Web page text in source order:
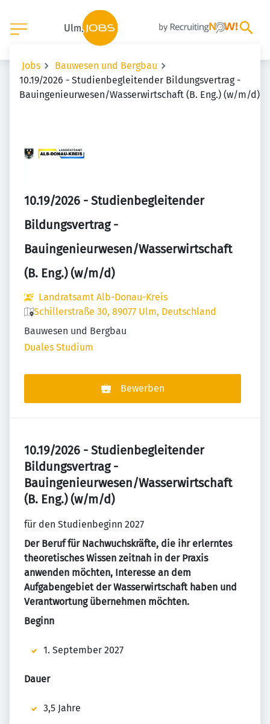
Jobs
Bauwesen und Bergbau
10.19/2026 - Studienbegleitender Bildungsvertrag -
Bauingenieurwesen/Wasserwirtschaft (B. Eng.) (w/m/d)
10.19/2026 - Studienbegleitender
Bildungsvertrag -
Bauingenieurwesen/Wasserwirtschaft
(B. Eng.) (w/m/d)
Landratsamt Alb-Donau-Kreis
Schillerstraße 30, 89077 Ulm, Deutschland
Bauwesen und Bergbau
Duales Studium
Bewerben
10.19/2026 - Studienbegleitender
Bildungsvertrag -
Bauingenieurwesen/Wasserwirtschaft
(B. Eng.) (w/m/d)
für den Studienbeginn 2027
Der Beruf für Nachwuchskräfte, die ihr erlerntes
theoretisches Wissen zeitnah in der Praxis
anwenden möchten, Interesse an dem
Aufgabengebiet der Wasserwirtschaft haben und
Verantwortung übernehmen möchten.
Beginn
1. September 2027
Dauer
3,5 Jahre